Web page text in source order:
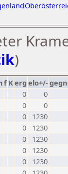
)
f Kerg elo+/-
0
0
0
0
0
1230
0
1230
0
1230
0
1230
0
1230